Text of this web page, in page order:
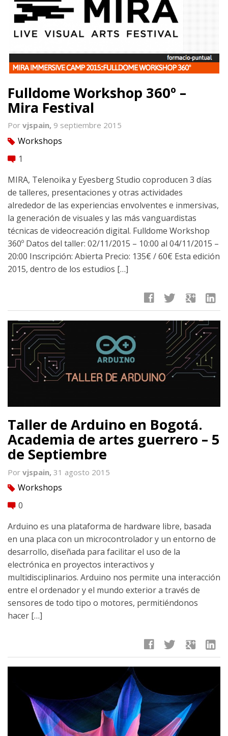
Fulldome Workshop 360º –
Mira Festival
Por vjspain, 9 septiembre 2015
tag Workshops
comment 1
MIRA, Telenoika y Eyesberg Studio coproducen 3 días
de talleres, presentaciones y otras actividades
alrededor de las experiencias envolventes e inmersivas,
la generación de visuales y las más vanguardistas
técnicas de videocreación digital. Fulldome Workshop
360º Datos del taller: 02/11/2015 – 10:00 al 04/11/2015 –
20:00 Inscripción: Abierta Precio: 135€ / 60€ Esta edición
2015, dentro de los estudios […]
facebook twitter google linkedin
Taller de Arduino en Bogotá.
Academia de artes guerrero – 5
de Septiembre
Por vjspain, 31 agosto 2015
tag Workshops
comment 0
Arduino es una plataforma de hardware libre, basada
en una placa con un microcontrolador y un entorno de
desarrollo, diseñada para facilitar el uso de la
electrónica en proyectos interactivos y
multidisciplinarios. Arduino nos permite una interacción
entre el ordenador y el mundo exterior a través de
sensores de todo tipo o motores, permitiéndonos
hacer […]
facebook twitter google linkedin